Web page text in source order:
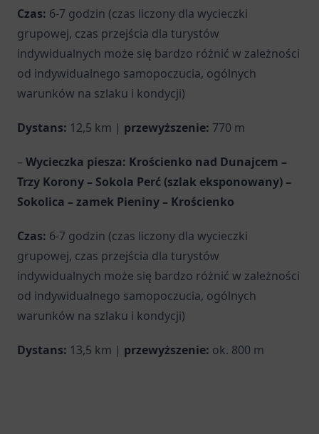
Czas: 6-7 godzin (czas liczony dla wycieczki
grupowej, czas przejścia dla turystów
indywidualnych może się bardzo różnić w zależności
od indywidualnego samopoczucia, ogólnych
warunków na szlaku i kondycji)
Dystans: 12,5 km | przewyższenie: 770 m
– Wycieczka piesza: Krościenko nad Dunajcem –
Trzy Korony – Sokola Perć (szlak eksponowany) –
Sokolica – zamek Pieniny – Krościenko
Czas: 6-7 godzin (czas liczony dla wycieczki
grupowej, czas przejścia dla turystów
indywidualnych może się bardzo różnić w zależności
od indywidualnego samopoczucia, ogólnych
warunków na szlaku i kondycji)
Dystans: 13,5 km | przewyższenie: ok. 800 m